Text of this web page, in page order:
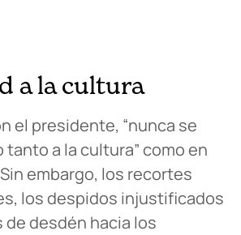
a la cultura
el presidente, “nunca se
tanto a la cultura” como en
embargo, los recortes
los despidos injustificados
de desdén hacia los